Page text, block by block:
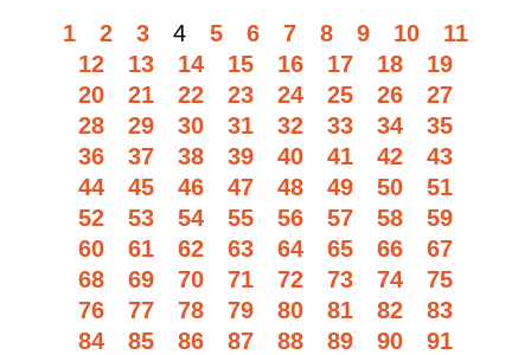
1 2 3 4 5 6 7 8 9 10
11
12
13 14 15 16 17 18
19
20
21 22 23 24 25 26
27
28
29 30 31 32 33 34
35
36
37 38 39 40 41 42
43
44
45 46 47 48 49 50
51
52
53 54 55 56 57 58
59
60
61 62 63 64 65 66
67
68
69 70 71 72 73 74
75
76
77 78 79 80 81 82
83
84
85 86 87 88 89 90
91